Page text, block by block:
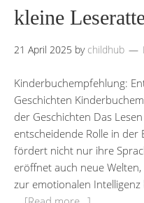
kleine
21 April 2025 by childhub
Kinderbuchempfehlung:
Geschichten
der Geschichten Das
entscheidende Rolle in der
fördert nicht nur ihre
eröffnet auch neue
zur emotionalen